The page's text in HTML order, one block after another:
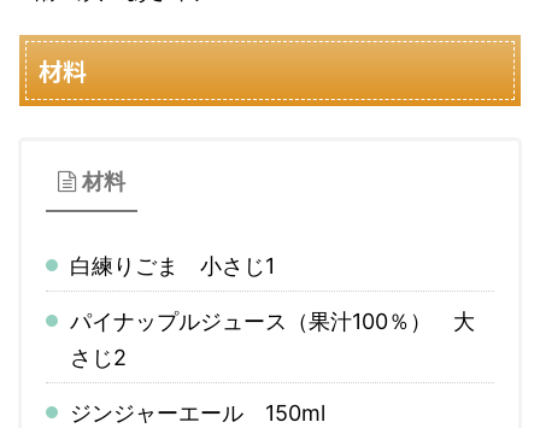
材料
材料
白練りごま 小さじ1
パイナップルジュース（果汁100％） 大
さじ2
ジンジャーエール 150ml